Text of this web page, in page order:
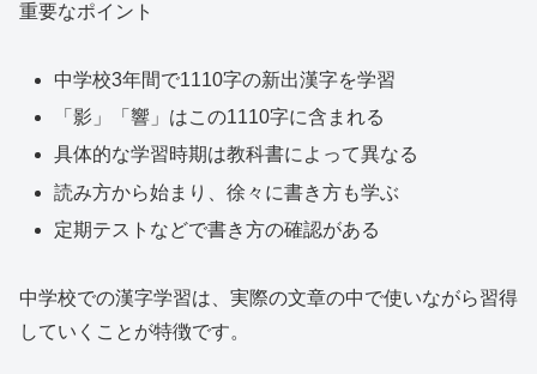
重要なポイント
中学校3年間で1110字の新出漢字を学習
「影」「響」はこの1110字に含まれる
具体的な学習時期は教科書によって異なる
読み方から始まり、徐々に書き方も学ぶ
定期テストなどで書き方の確認がある
中学校での漢字学習は、実際の文章の中で使いながら習得
していくことが特徴です。